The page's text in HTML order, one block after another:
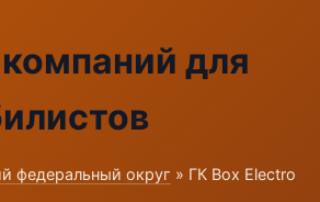
для
федеральный округ » ГК Box Electro